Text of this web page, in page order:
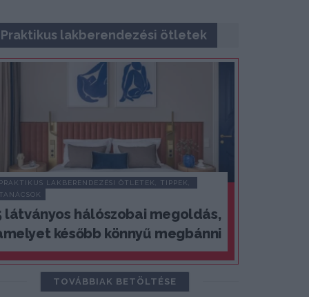
Praktikus lakberendezési ötletek
PRAKTIKUS LAKBERENDEZÉSI ÖTLETEK, TIPPEK,
TANÁCSOK
látványos hálószobai megoldás,
később könnyű megbánni
TOVÁBBIAK BETÖLTÉSE